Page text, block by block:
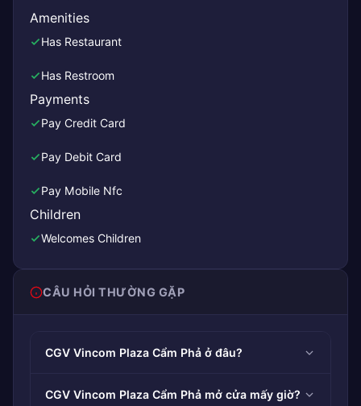
Amenities
Has Restaurant
Has Restroom
Payments
Pay Credit Card
Pay Debit Card
Pay Mobile Nfc
Children
Welcomes Children
CÂU HỎI THƯỜNG GẶP
CGV Vincom Plaza Cẩm Phả ở đâu?
CGV Vincom Plaza Cẩm Phả mở cửa mấy giờ?